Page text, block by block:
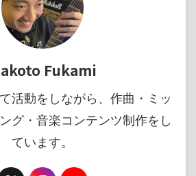
Fukami
活動をしながら、作曲・ミッ
グ・音楽コンテンツ制作をし
ています。